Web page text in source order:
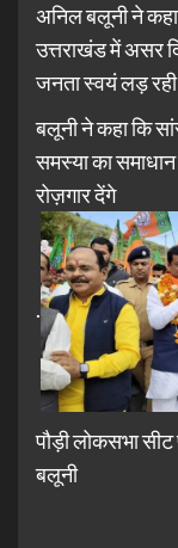
अनिल बलूनी ने कहा
उत्तराखंड में असर
जनता स्वयं लड़
बलूनी ने कहा कि
समस्या का
रोज़गार देंगे
.
पौड़ी लोकसभा
बलूनी